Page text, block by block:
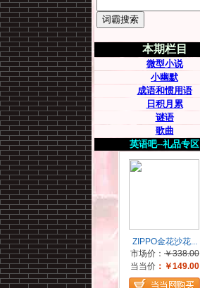
本期栏目
微型小说
小幽默
成语和惯用语
日积月累
谜语
歌曲
英语吧--礼品专区